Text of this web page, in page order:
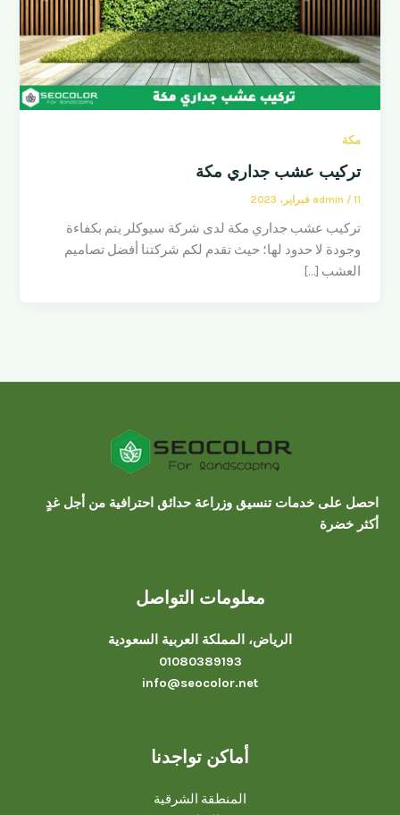
مكة
تركيب عشب جداري مكة
admin / 11 فبراير، 2023
تركيب عشب جداري مكة لدى شركة سيوكلر يتم بكفاءة
وجودة لا حدود لها؛ حيث تقدم لكم شركتنا أفضل تصاميم
العشب […]
احصل على خدمات تنسيق وزراعة حدائق احترافية من أجل غدٍ
أكثر خضرة
معلومات التواصل
الرياض، المملكة العربية السعودية
01080389193
info@seocolor.net
أماكن تواجدنا
المنطقة الشرقية